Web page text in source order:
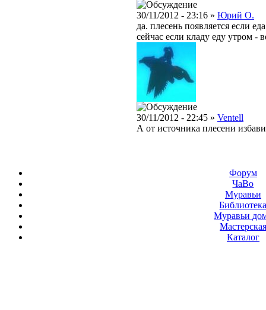
30/11/2012 - 23:16 » Юрий О.
да. плесень появляется если
сейчас если кладу еду утром -
30/11/2012 - 22:45 » Ventell
А от источника плесени
Форум
ЧаВо
Муравьи
Муравьи
Мастерская
Каталог